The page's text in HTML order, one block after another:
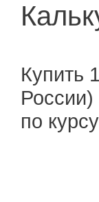
Купить
по